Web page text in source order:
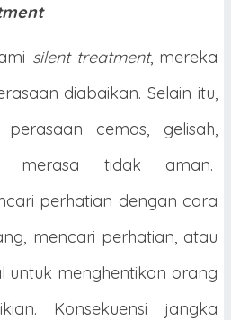
silent treatment, mereka
diabaikan. Selain itu,
cemas, gelisah,
merasa tidak aman.
perhatian dengan cara
mencari perhatian, atau
untuk menghentikan orang
Konsekuensi jangka